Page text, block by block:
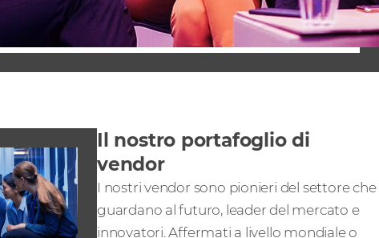
Il nostro portafoglio di
vendor
I nostri vendor sono pionieri del settore che
guardano al futuro, leader del mercato e
innovatori. Affermati a livello mondiale o